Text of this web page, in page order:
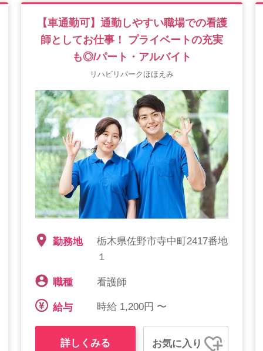
【車通勤可】通勤しやすい職場での看護
師としてお仕事！ プライベートの充実
も◎/パート・アルバイト
リハビリパークほほえみ
勤務地
栃木県佐野市寺中町2417番地
１
職種 看護師
給与 時給 1,200円 〜
詳しくみる お気に入り